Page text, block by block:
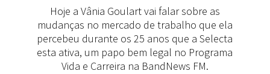
Hoje a Vânia Goulart vai falar sobre as
mudanças no mercado de trabalho que ela
percebeu durante os 25 anos que a Selecta
esta ativa, um papo bem legal no Programa
Vida e Carreira na BandNews FM.